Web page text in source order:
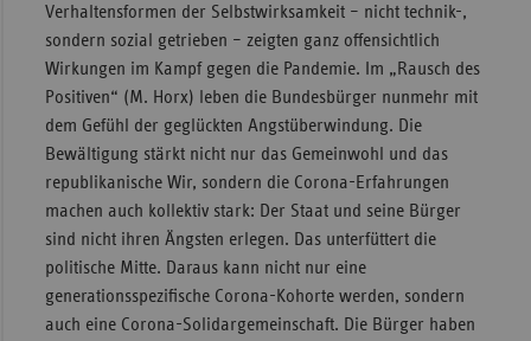
Verhaltensformen der Selbstwirksamkeit – nicht technik-,
sondern sozial getrieben – zeigten ganz offensichtlich
Wirkungen im Kampf gegen die Pandemie. Im „Rausch des
Positiven“ (M. Horx) leben die Bundesbürger nunmehr mit
dem Gefühl der geglückten Angstüberwindung. Die
Bewältigung stärkt nicht nur das Gemeinwohl und das
republikanische Wir, sondern die Corona-Erfahrungen
machen auch kollektiv stark: Der Staat und seine Bürger
sind nicht ihren Ängsten erlegen. Das unterfüttert die
politische Mitte. Daraus kann nicht nur eine
generationsspezifische Corona-Kohorte werden, sondern
auch eine Corona-Solidargemeinschaft. Die Bürger haben